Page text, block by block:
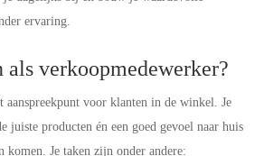
ervaring.
als verkoopmedewerker?
voor klanten in de winkel. Je
juiste producten én een goed gevoel naar huis
komen. Je taken zijn onder andere: